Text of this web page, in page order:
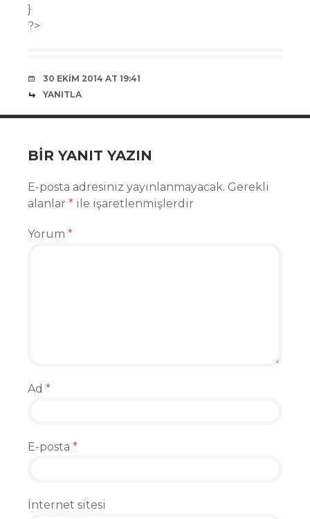
}
?>
30 EKIM 2014 AT 19:41
YANITLA
BIR YANIT YAZIN
E-posta adresiniz yayınlanmayacak. Gerekli
alanlar * ile işaretlenmişlerdir
Yorum *
Ad *
E-posta *
İnternet sitesi